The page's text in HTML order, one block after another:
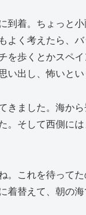
到着。ちょっと
よく考えたら、
を歩くとかスペ
い出し、怖いとい
きました。海か
。そして西側に
。これを待って
着替えて、朝の